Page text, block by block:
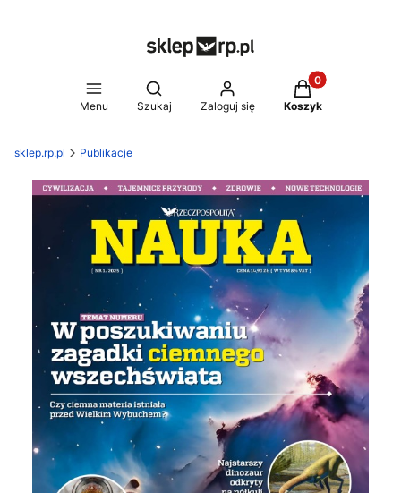
Menu
Otwórz wyszukiwarkę
Szukaj Zaloguj się
Produkty w
Koszyk
sklep.rp.pl Publikacje